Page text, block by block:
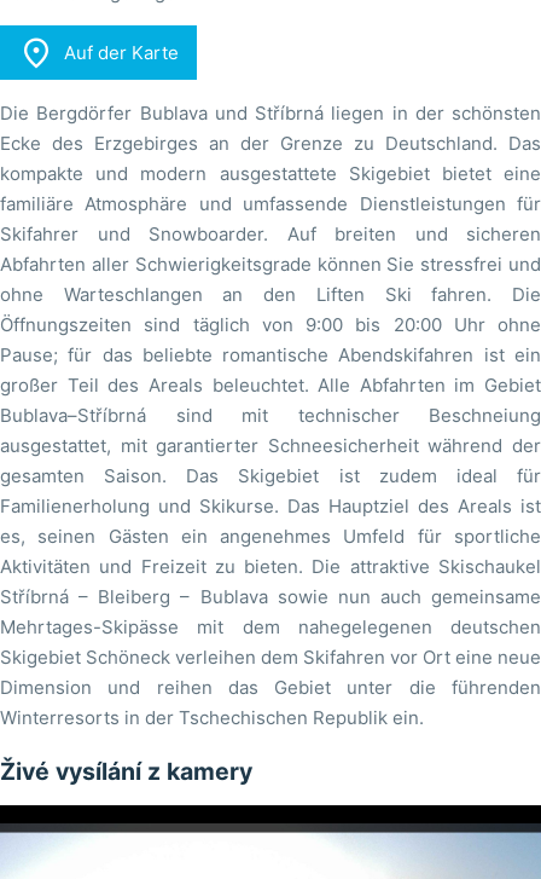
 Auf der Karte
Die Bergdörfer Bublava und Stříbrná liegen in der schönsten
Ecke des Erzgebirges an der Grenze zu Deutschland. Das
kompakte und modern ausgestattete Skigebiet bietet eine
familiäre Atmosphäre und umfassende Dienstleistungen für
Skifahrer und Snowboarder. Auf breiten und sicheren
Abfahrten aller Schwierigkeitsgrade können Sie stressfrei und
ohne Warteschlangen an den Liften Ski fahren. Die
Öffnungszeiten sind täglich von 9:00 bis 20:00 Uhr ohne
Pause; für das beliebte romantische Abendskifahren ist ein
großer Teil des Areals beleuchtet. Alle Abfahrten im Gebiet
Bublava–Stříbrná sind mit technischer Beschneiung
ausgestattet, mit garantierter Schneesicherheit während der
gesamten Saison. Das Skigebiet ist zudem ideal für
Familienerholung und Skikurse. Das Hauptziel des Areals ist
es, seinen Gästen ein angenehmes Umfeld für sportliche
Aktivitäten und Freizeit zu bieten. Die attraktive Skischaukel
Stříbrná – Bleiberg – Bublava sowie nun auch gemeinsame
Mehrtages-Skipässe mit dem nahegelegenen deutschen
Skigebiet Schöneck verleihen dem Skifahren vor Ort eine neue
Dimension und reihen das Gebiet unter die führenden
Winterresorts in der Tschechischen Republik ein.
Živé vysílání z kamery